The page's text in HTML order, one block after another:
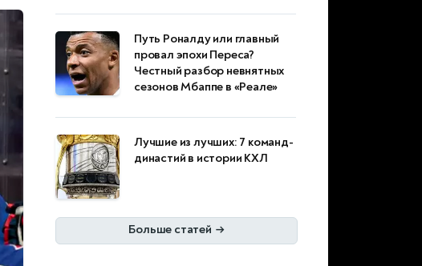
Путь Роналду или главный
провал эпохи Переса?
Честный разбор невнятных
сезонов Мбаппе в «Реале»
Лучшие из лучших: 7 команд-
династий в истории КХЛ
Больше статей →